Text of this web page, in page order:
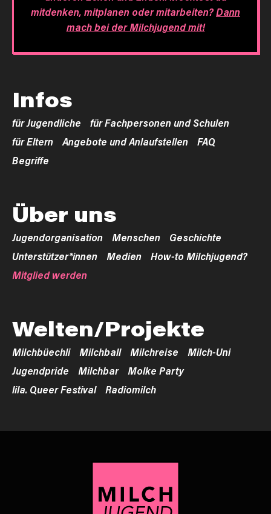
mitdenken, mitplanen oder mitarbeiten?Dann
mach bei der Milchjugend mit!
Infos
für Jugendliche
für Fachpersonen und Schulen
für Eltern
Angebote und Anlaufstellen
FAQ
Begriffe
Über uns
Jugendorganisation Menschen
Geschichte
Unterstützer*innen
Medien
How-to Milchjugend?
Mitglied werden
Welten/Projekte
Milchbüechli Milchball Milchreise
Milch-Uni
Jugendpride
Milchbar
Molke Party
lila. Queer Festival
Radiomilch